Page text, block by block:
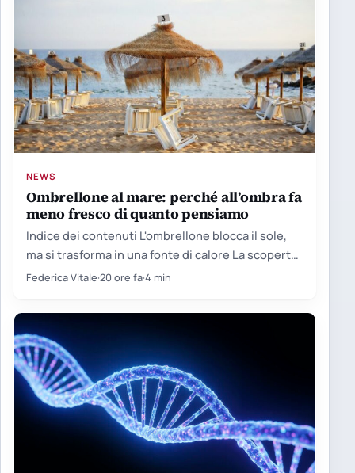
NEWS
Ombrellone al mare: perché all’ombra fa
meno fresco di quanto pensiamo
Indice dei contenuti L'ombrellone blocca il sole,
ma si trasforma in una fonte di calore La scoperta
nata…
Federica Vitale·20 ore fa·4 min